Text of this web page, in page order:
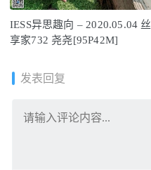
IESS异思趣向 – 2020.05.04 丝
享家732 尧尧[95P42M]
发表回复